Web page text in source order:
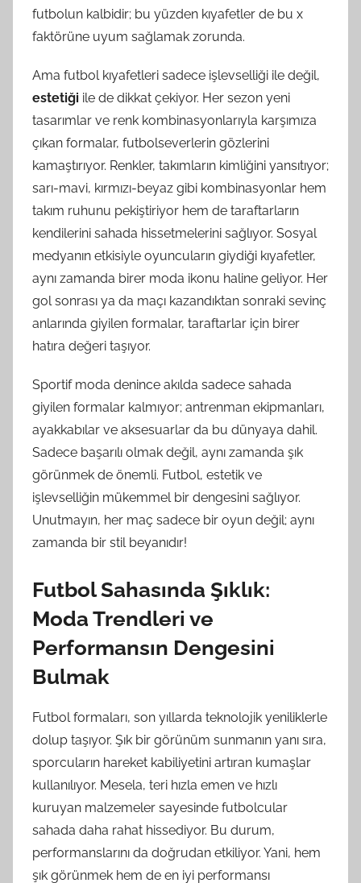
futbolun kalbidir; bu yüzden kıyafetler de bu x
faktörüne uyum sağlamak zorunda.
Ama futbol kıyafetleri sadece işlevselliği ile değil,
estetiği ile de dikkat çekiyor. Her sezon yeni
tasarımlar ve renk kombinasyonlarıyla karşımıza
çıkan formalar, futbolseverlerin gözlerini
kamaştırıyor. Renkler, takımların kimliğini yansıtıyor;
sarı-mavi, kırmızı-beyaz gibi kombinasyonlar hem
takım ruhunu pekiştiriyor hem de taraftarların
kendilerini sahada hissetmelerini sağlıyor. Sosyal
medyanın etkisiyle oyuncuların giydiği kıyafetler,
aynı zamanda birer moda ikonu haline geliyor. Her
gol sonrası ya da maçı kazandıktan sonraki sevinç
anlarında giyilen formalar, taraftarlar için birer
hatıra değeri taşıyor.
Sportif moda denince akılda sadece sahada
giyilen formalar kalmıyor; antrenman ekipmanları,
ayakkabılar ve aksesuarlar da bu dünyaya dahil.
Sadece başarılı olmak değil, aynı zamanda şık
görünmek de önemli. Futbol, estetik ve
işlevselliğin mükemmel bir dengesini sağlıyor.
Unutmayın, her maç sadece bir oyun değil; aynı
zamanda bir stil beyanıdır!
Futbol Sahasında Şıklık:
Moda Trendleri ve
Performansın Dengesini
Bulmak
Futbol formaları, son yıllarda teknolojik yeniliklerle
dolup taşıyor. Şık bir görünüm sunmanın yanı sıra,
sporcuların hareket kabiliyetini artıran kumaşlar
kullanılıyor. Mesela, teri hızla emen ve hızlı
kuruyan malzemeler sayesinde futbolcular
sahada daha rahat hissediyor. Bu durum,
performanslarını da doğrudan etkiliyor. Yani, hem
şık görünmek hem de en iyi performansı